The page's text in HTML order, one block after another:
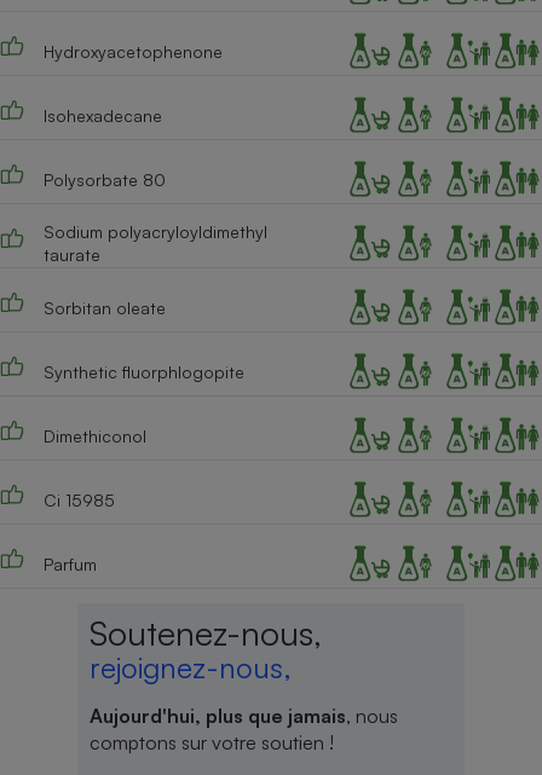
Hydroxyacetophenone
Isohexadecane
Polysorbate 80
Sodium polyacryloyldimethyl
taurate
Sorbitan oleate
Synthetic fluorphlogopite
Dimethiconol
Ci 15985
Parfum
Soutenez-nous,
rejoignez-nous,
Aujourd'hui, plus que jamais, nous
comptons sur votre soutien !